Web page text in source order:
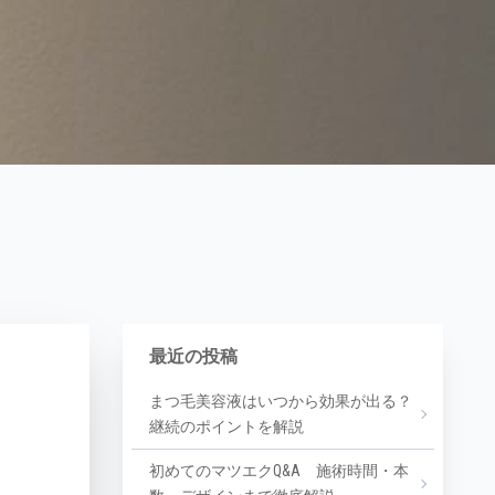
最近の投稿
まつ毛美容液はいつから効果が出る？
継続のポイントを解説
初めてのマツエクQ&A 施術時間・本